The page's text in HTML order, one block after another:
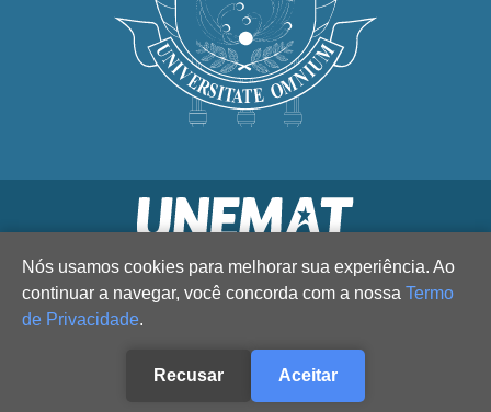
Nós usamos cookies para melhorar sua experiência. Ao
continuar a navegar, você concorda com a nossa Termo
de Privacidade.
Recusar Aceitar